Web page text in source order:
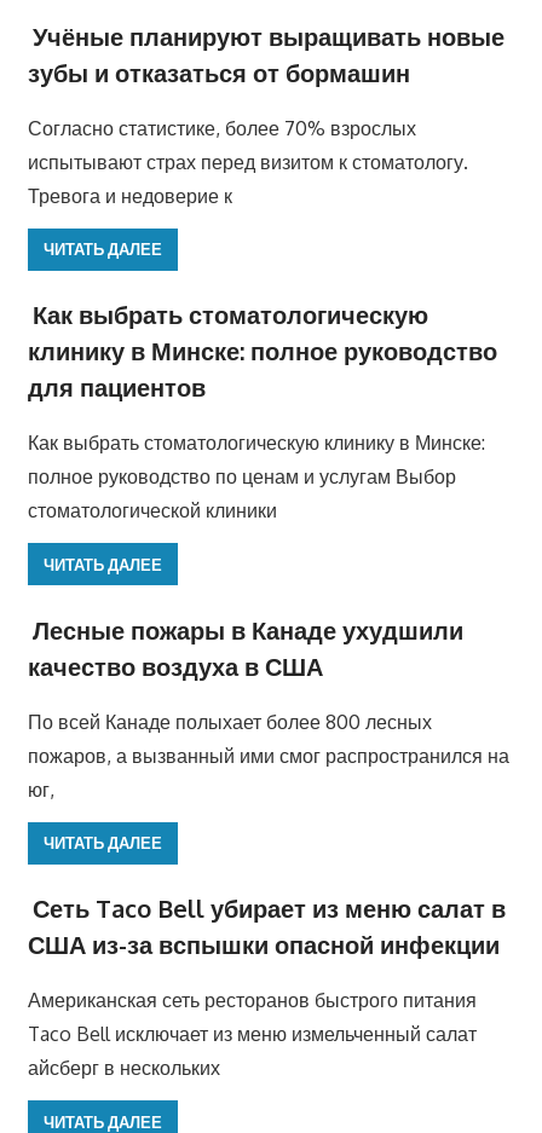
Учёные планируют выращивать новые
зубы и отказаться от бормашин
Согласно статистике, более 70% взрослых
испытывают страх перед визитом к стоматологу.
Тревога и недоверие к
ЧИТАТЬ ДАЛЕЕ
Как выбрать стоматологическую
клинику в Минске: полное руководство
для пациентов
Как выбрать стоматологическую клинику в Минске:
полное руководство по ценам и услугам Выбор
стоматологической клиники
ЧИТАТЬ ДАЛЕЕ
Лесные пожары в Канаде ухудшили
качество воздуха в США
По всей Канаде полыхает более 800 лесных
пожаров, а вызванный ими смог распространился на
юг,
ЧИТАТЬ ДАЛЕЕ
Сеть Taco Bell убирает из меню салат в
США из-за вспышки опасной инфекции
Американская сеть ресторанов быстрого питания
Taco Bell исключает из меню измельченный салат
айсберг в нескольких
ЧИТАТЬ ДАЛЕЕ